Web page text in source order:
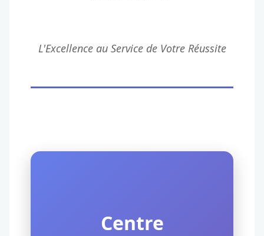
L'Excellence au Service de Votre Réussite
Centre